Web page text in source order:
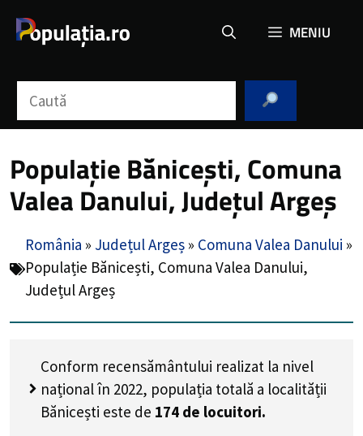
MENIU
Populație Bănicești, Comuna
Valea Danului, Județul Argeș
România » Județul Argeș » Comuna Valea Danului »
Populație Bănicești, Comuna Valea Danului,
Județul Argeș
Conform recensământului realizat la nivel
național în 2022, populația totală a localității
Bănicești este de 174 de locuitori.